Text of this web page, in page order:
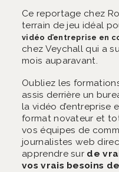
Ce reportage chez
terrain de jeu idéal
vidéo d’entreprise en
chez Veychall qui a
mois auparavant.
Oubliez les
assis derrière un
la vidéo d’entreprise
format novateur et
vos équipes de
journalistes web
apprendre sur de
vos vrais besoins